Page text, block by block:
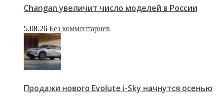
Changan увеличит число моделей в России
5.08.26 Без комментариев
Продажи нового Evolute i-Sky начнутся осенью